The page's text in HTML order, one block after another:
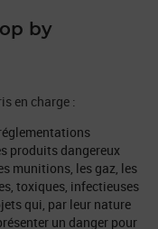
by
en charge :
produits dangereux
munitions, les gaz, les
toxiques, infectieuses
qui, par leur nature
un danger pour